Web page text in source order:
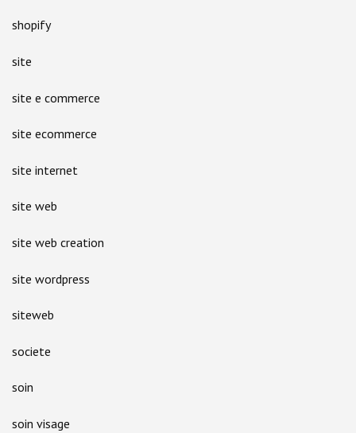
shopify
site
site e commerce
site ecommerce
site internet
site web
site web creation
site wordpress
siteweb
societe
soin
soin visage